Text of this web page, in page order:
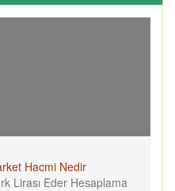
Hacmi Nedir
Lirası Eder Hesaplama